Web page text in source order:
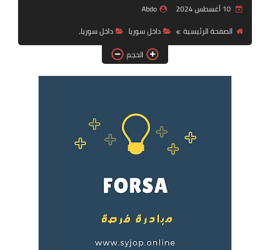
فرص عمل في العراق
فرص عمل في اليمن
دورات تدريبية
10 أغسطس 2024
Abdo
الصفحة الرئيسية
داخل سوريا
داخل سوريا،
الحجم